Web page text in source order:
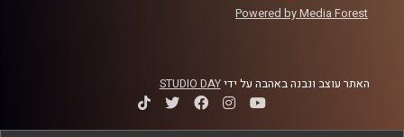
Powered by Media Forest
האתר עוצב ונבנה באהבה על ידיSTUDIO DAY